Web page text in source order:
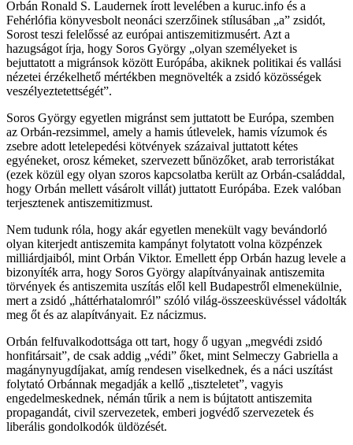
Orbán Ronald S. Laudernek írott levelében a kuruc.info és a
Fehérlófia könyvesbolt neonáci szerzőinek stílusában „a” zsidót,
Sorost teszi felelőssé az európai antiszemitizmusért. Azt a
hazugságot írja, hogy Soros György „olyan személyeket is
bejuttatott a migránsok között Európába, akiknek politikai és vallási
nézetei érzékelhető mértékben megnövelték a zsidó közösségek
veszélyeztetettségét”.
Soros György egyetlen migránst sem juttatott be Európa, szemben
az Orbán-rezsimmel, amely a hamis útlevelek, hamis vízumok és
zsebre adott letelepedési kötvények százaival juttatott kétes
egyéneket, orosz kémeket, szervezett bűnözőket, arab terroristákat
(ezek közül egy olyan szoros kapcsolatba került az Orbán-családdal,
hogy Orbán mellett vásárolt villát) juttatott Európába. Ezek valóban
terjesztenek antiszemitizmust.
Nem tudunk róla, hogy akár egyetlen menekült vagy bevándorló
olyan kiterjedt antiszemita kampányt folytatott volna közpénzek
milliárdjaiból, mint Orbán Viktor. Emellett épp Orbán hazug levele a
bizonyíték arra, hogy Soros György alapítványainak antiszemita
törvények és antiszemita uszítás elől kell Budapestről elmenekülnie,
mert a zsidó „háttérhatalomról” szóló világ-összeesküvéssel vádolták
meg őt és az alapítványait. Ez nácizmus.
Orbán felfuvalkodottsága ott tart, hogy ő ugyan „megvédi zsidó
honfitársait”, de csak addig „védi” őket, mint Selmeczy Gabriella a
magánynyugdíjakat, amíg rendesen viselkednek, és a náci uszítást
folytató Orbánnak megadják a kellő „tiszteletet”, vagyis
engedelmeskednek, némán tűrik a nem is bújtatott antiszemita
propagandát, civil szervezetek, emberi jogvédő szervezetek és
liberális gondolkodók üldözését.